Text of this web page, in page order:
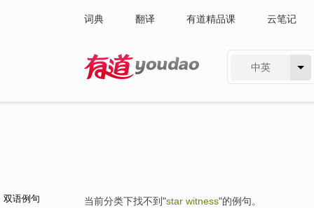
词典 翻译 有道精品课 云笔记
中英
双语例句 当前分类下找不到"star witness"的例句。